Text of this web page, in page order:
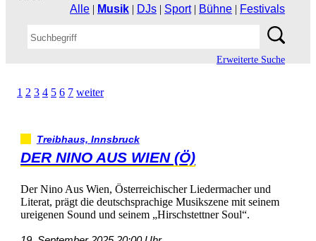
Alle | Musik | DJs | Sport| Bühne | Festivals
ErweiterteSuche
1 2 3 4 5 6 7 weiter
Treibhaus,Innsbruck
DERNINOAUSWIEN(Ö)
DerNinoAusWien,ÖsterreichischerLiedermacherund
Literat,prägtdiedeutschsprachigeMusikszenemitseinem
ureigenenSoundundseinem„HirschstettnerSoul“.